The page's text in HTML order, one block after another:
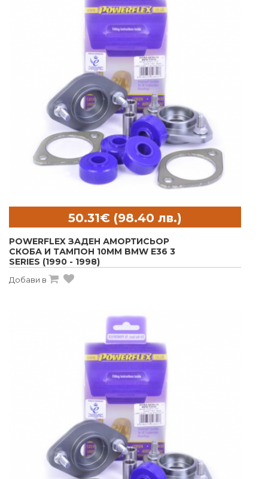
POWERFLEX ЗАДЕН АМОРТИСЬОР
СКОБА И ТАМПОН 10MM BMW E36 3
SERIES (1990 - 1998)
Добави в